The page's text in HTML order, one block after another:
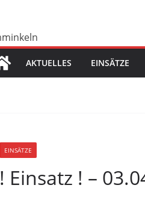
AKTUELLES EINSÄTZE
EINSÄTZE
! Einsatz ! –